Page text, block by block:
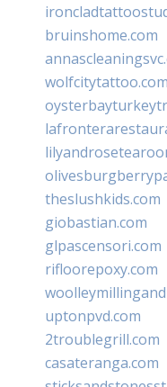
bruinshome.com
wolfcitytattoo.com
theslushkids.com
giobastian.com
glpascensori.com
rifloorepoxy.com
uptonpvd.com
2troublegrill.com
casateranga.com